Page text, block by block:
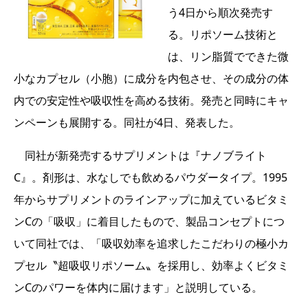
う4日から順次発売す
る。リポソーム技術と
は、リン脂質でできた微
小なカプセル（小胞）に成分を内包させ、その成分の体
内での安定性や吸収性を高める技術。発売と同時にキャ
ンペーンも展開する。同社が4日、発表した。
同社が新発売するサプリメントは『ナノブライト
C』。剤形は、水なしでも飲めるパウダータイプ。1995
年からサプリメントのラインアップに加えているビタミ
ンCの「吸収」に着目したもので、製品コンセプトにつ
いて同社では、「吸収効率を追求したこだわりの極小カ
プセル〝超吸収リポソーム〟を採用し、効率よくビタミ
ンCのパワーを体内に届けます」と説明している。